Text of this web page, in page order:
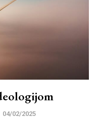
04/02/2025